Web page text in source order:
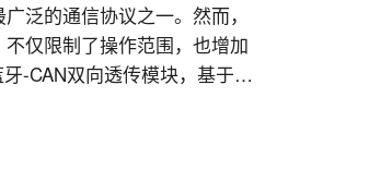
泛的通信协议之一。然而，
仅限制了操作范围，也增加
-CAN双向透传模块，基于
师和开发者带来前所未有的